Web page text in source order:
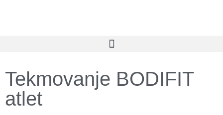
Tekmovanje BODIFIT
atlet